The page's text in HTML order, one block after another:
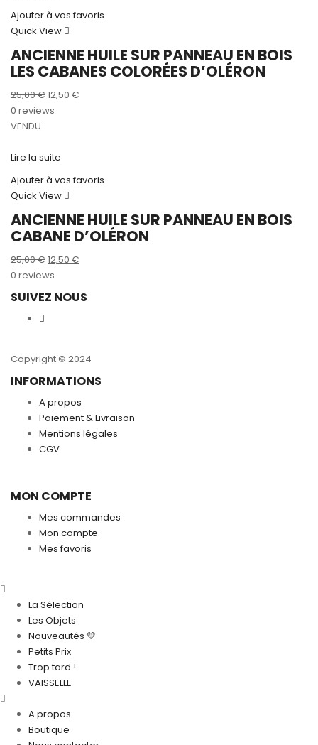
Ajouter à vos favoris
Quick View
ANCIENNE HUILE SUR PANNEAU EN BOIS
LES CABANES COLORÉES D’OLÉRON
25,00€Le
prix
25,00 €.
12,50 €
0 reviews
VENDU
Lire la suite
Ajouter à vos favoris
Quick View
ANCIENNE HUILE SUR PANNEAU EN BOIS
CABANE D’OLÉRON
25,00€Le
prix
initial
était :
12,50 €
actuel
est :
0 reviews
SUIVEZ NOUS
Copyright © 2024
INFORMATIONS
A propos
Paiement & Livraison
Mentions légales
CGV
MON COMPTE
Mes commandes
Mon compte
Mes favoris
La Sélection
Les Objets
Nouveautés 💛
Petits Prix
Trop tard !
VAISSELLE
A propos
Boutique